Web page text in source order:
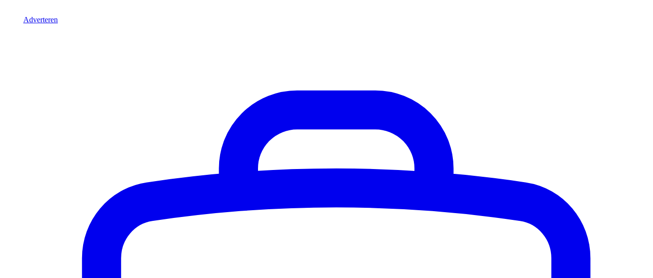
Adverteren